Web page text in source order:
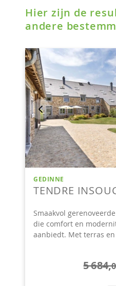
Hier zijn de
andere